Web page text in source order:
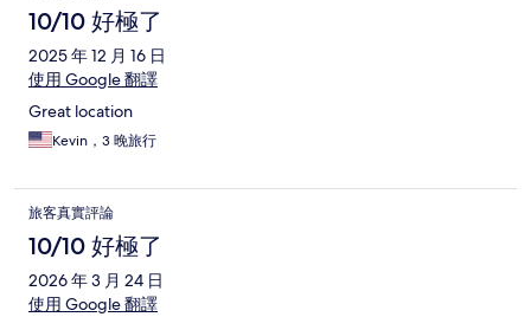
10/10 好極了
2025 年 12 月 16 日
使用 Google 翻譯
Great location
Kevin，3 晚旅行
旅客真實評論
10/10 好極了
2026 年 3 月 24 日
使用 Google 翻譯